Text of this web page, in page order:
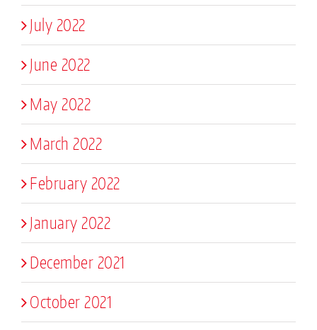
July 2022
June 2022
May 2022
March 2022
February 2022
January 2022
December 2021
October 2021